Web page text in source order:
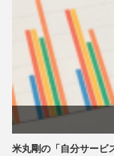
米丸剛の「自分サービ